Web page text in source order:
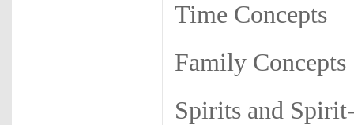
Time Concepts
Family Concepts
Spirits and